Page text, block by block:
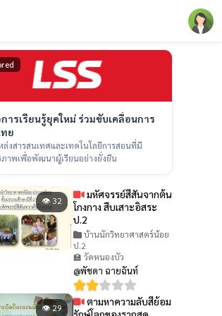
ารเรียนรู้ยุคใหม่ ร่วมขับเคลื่อนการ
ย
ล่งสารสนเทศและเทคโนโลยีการสอนที่มี
าพเพื่อพัฒนาผู้เรียนอย่างยั่งยืน
👁 32
มหัศจรรย์สีสันจากต้น
โกงกาง สืบเสาะอิสระ
ป.2
บ้านนักวิทยาศาสตร์น้อย
ป.2
🏫 วัดหนองบัว
@พัชดา ฉายฉันท์
👁 29
ตามหาความลับสีย้อม